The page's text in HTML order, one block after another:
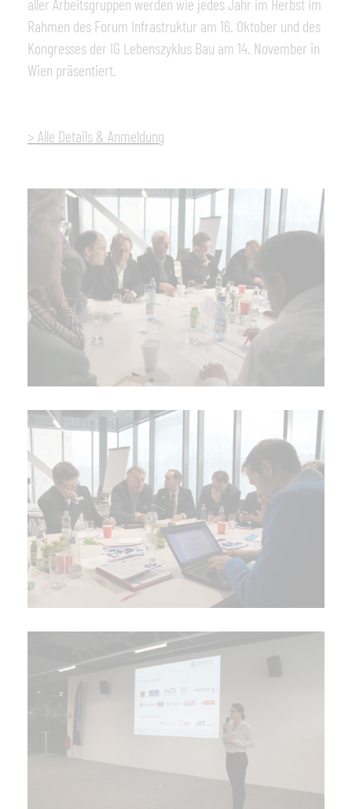
Rahmen des Forum Infrastruktur am 16. Oktober und des
Kongresses der IG Lebenszyklus Bau am 14. November in
Wien präsentiert.
> Alle Details & Anmeldung